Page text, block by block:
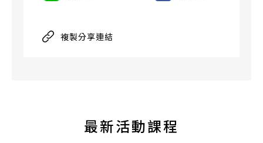
複製分享連結
最新活動課程